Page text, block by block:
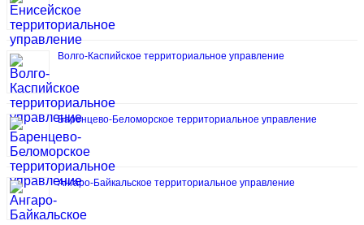
Волго-Каспийское территориальное управление
Баренцево-Беломорское территориальное управление
Ангаро-Байкальское территориальное управление